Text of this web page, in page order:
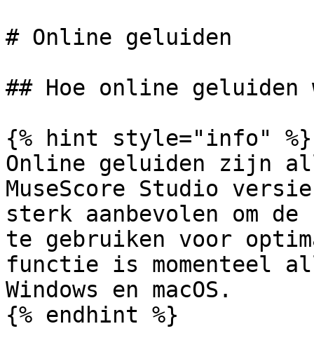
# Online geluiden
## Hoe online geluiden
{% hint style="info" %}
Online geluiden zijn
MuseScore Studio
sterk aanbevolen om
te gebruiken voor
functie is momenteel
Windows en macOS.
{% endhint %}